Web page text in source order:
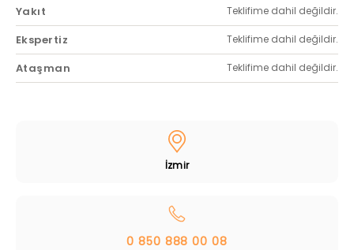
Yakıt Teklifime dahil değildir.
Ekspertiz Teklifime dahil değildir.
Ataşman Teklifime dahil değildir.
İzmir
0 850 888 00 08